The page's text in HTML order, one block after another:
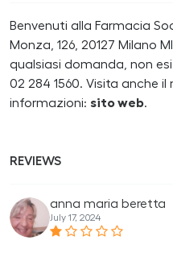
Benvenuti alla Farmacia
Monza, 126, 20127 Milano
qualsiasi domanda, non
02 284 1560. Visita anche
informazioni: sito web.
REVIEWS
anna maria beretta
July 17, 2024